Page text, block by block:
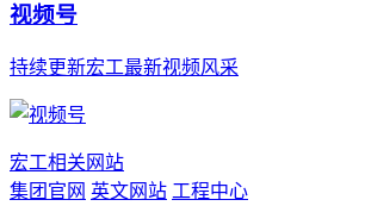
视频号
持续更新宏工最新视频风采
宏工相关网站
集团官网 英文网站 工程中心